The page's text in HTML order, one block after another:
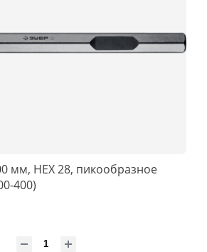
мм, HEX 28, пикообразное
400)